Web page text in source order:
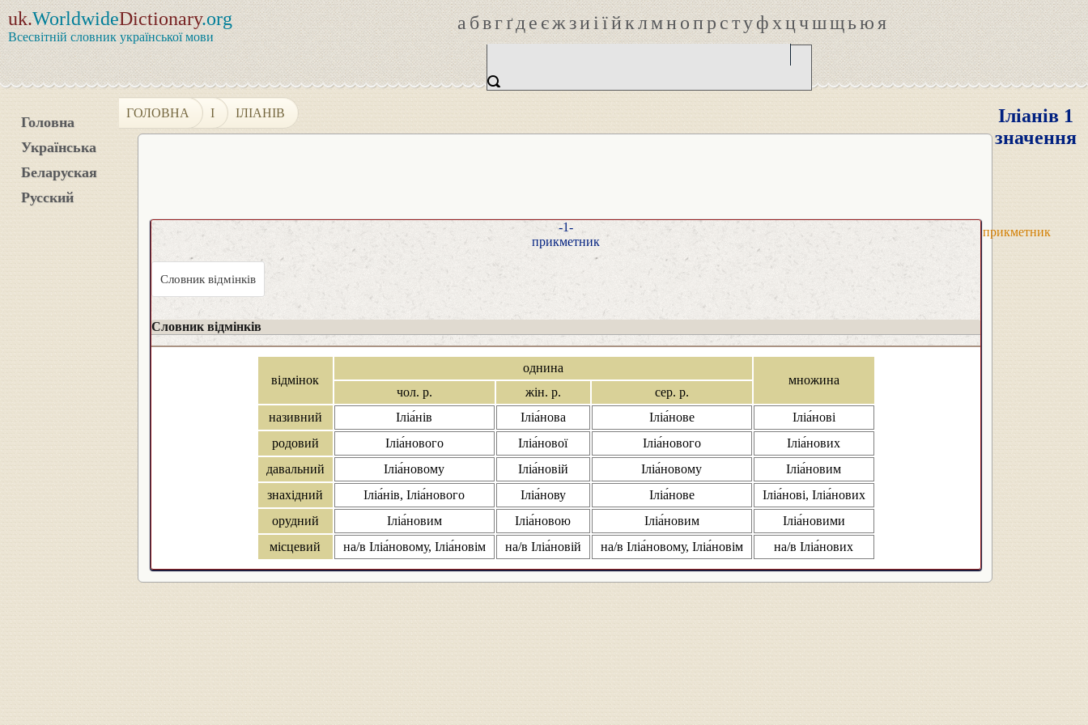
uk.WorldwideDictionary.org
Всесвітній словник української мови
абвгґдеєжзиіїйклмнопрстуфхцчшщьюя
Головна
Українська
Беларуская
Русский
ГОЛОВНА І ІЛІАНІВ
Іліанів 1
значення
прикметник
-1-
прикметник
Словник відмінків
Словник відмінків
відмінок
однина
множина
чол. р.
жін. р.
сер. р.
називний
Іліа́нів Іліа́нова Іліа́нове
Іліа́нові
родовий
Іліа́нового Іліа́нової Іліа́нового
Іліа́нових
давальний
Іліа́новому Іліа́новій Іліа́новому
Іліа́новим
знахідний
Іліа́нів, Іліа́нового Іліа́нову Іліа́нове
Іліа́нові, Іліа́нових
орудний
Іліа́новим Іліа́новою Іліа́новим
Іліа́новими
місцевий
на/в Іліа́новому, Іліа́новім на/в Іліа́новій на/в Іліа́новому, Іліа́новім на/в Іліа́нових